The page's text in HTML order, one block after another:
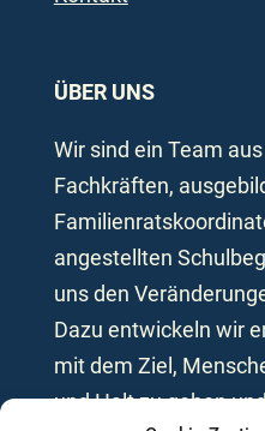
ÜBER UNS
Wir sind ein Team
Fachkräften,
angestellten
uns den
Dazu entwickeln wir
mit dem Ziel,
und Halt zu geben